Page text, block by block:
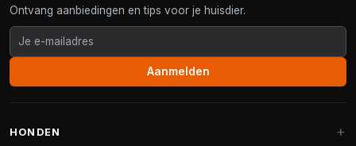
Ontvang aanbiedingen en tips voor je huisdier.
Aanmelden
HONDEN